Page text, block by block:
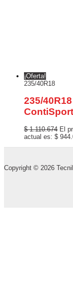
¡Oferta!
235/40R18
235/
$1.110.674 El
actual es: $
Copyright © 2026